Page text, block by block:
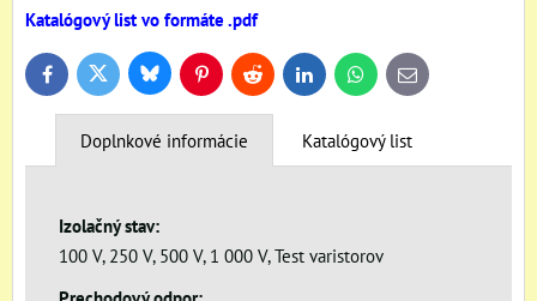
Katalógový list vo formáte .pdf
FacebookTwitter BlueskyPinterestReddit LinkedInWhatsApp
E-
mail
Doplnkové informácie Katalógový list
Izolačný stav:
100 V, 250 V, 500 V, 1 000 V, Test varistorov